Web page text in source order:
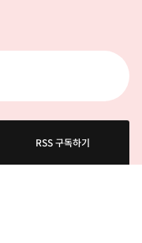
RSS 구독하기